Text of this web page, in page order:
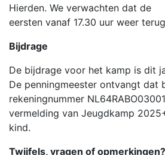
Hierden. We verwachten dat de
eersten vanaf 17.30 uur weer
Bijdrage
De bijdrage voor het kamp is dit
De penningmeester ontvangt dat
rekeningnummer
vermelding van Jeugdkamp
kind.
Twijfels, vragen of opmerkingen?